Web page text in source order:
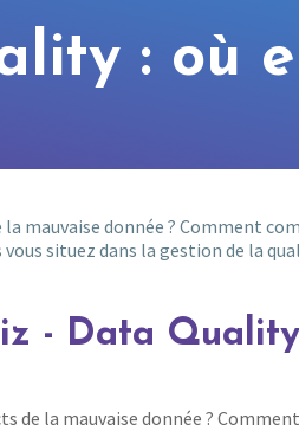
: où
mauvaise donnée ? Comment
vous situez dans la gestion de la
- Data
de la mauvaise donnée ?